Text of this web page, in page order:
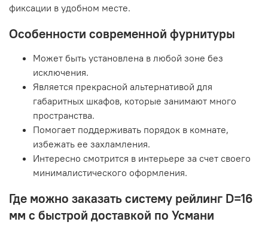
фиксации в удобном месте.
Особенности современной фурнитуры
Может быть установлена в любой зоне без
исключения.
Является прекрасной альтернативой для
габаритных шкафов, которые занимают много
пространства.
Помогает поддерживать порядок в комнате,
избежать ее захламления.
Интересно смотрится в интерьере за счет своего
минималистического оформления.
Где можно заказать систему рейлинг D=16
мм с быстрой доставкой по Усмани